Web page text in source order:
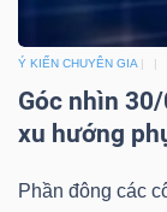
Ý KIẾN CHUYÊN GIA
Góc nhìn
xu hướng
Phần đông các